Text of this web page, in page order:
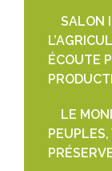
SALON
ÉCOUTE
LE